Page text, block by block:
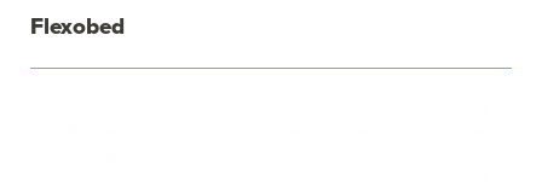
Flexobed